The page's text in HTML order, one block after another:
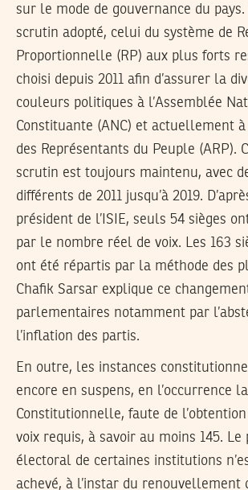
sur le mode de gouvernance du pays.
scrutin adopté, celui du système de
Proportionnelle (RP) aux plus forts
choisi depuis 2011 afin d’assurer la
couleurs politiques à l’Assemblée
Constituante (ANC) et actuellement à
des Représentants du Peuple (ARP).
scrutin est toujours maintenu, avec
différents de 2011 jusqu’à 2019.
président de l’ISIE, seuls 54 sièges
par le nombre réel de voix. Les 163
ont été répartis par la méthode des
Chafik Sarsar explique ce
parlementaires notamment par
l’inflation des partis.
En outre, les instances
encore en suspens, en l’occurrence
Constitutionnelle, faute de
voix requis, à savoir au moins 145. Le
électoral de certaines institutions
achevé, à l’instar du renouvellement